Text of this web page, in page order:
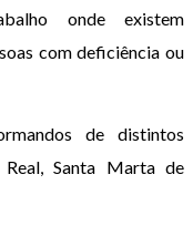
onde existem
com deficiência ou
de distintos
Santa Marta de